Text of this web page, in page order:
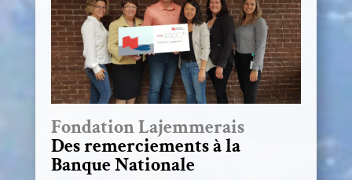
Fondation Lajemmerais
Des remerciements à la
Banque Nationale